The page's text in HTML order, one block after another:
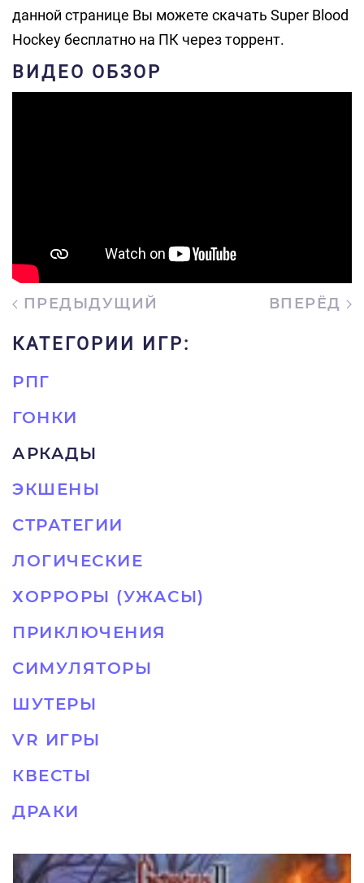
данной странице Вы можете скачать Super Blood
Hockey бесплатно на ПК через торрент.
ВИДЕО ОБЗОР
ПРЕДЫДУЩИЙ ВПЕРЁД
КАТЕГОРИИ ИГР:
РПГ
ГОНКИ
АРКАДЫ
ЭКШЕНЫ
СТРАТЕГИИ
ЛОГИЧЕСКИЕ
ХОРРОРЫ (УЖАСЫ)
ПРИКЛЮЧЕНИЯ
СИМУЛЯТОРЫ
ШУТЕРЫ
VR ИГРЫ
КВЕСТЫ
ДРАКИ